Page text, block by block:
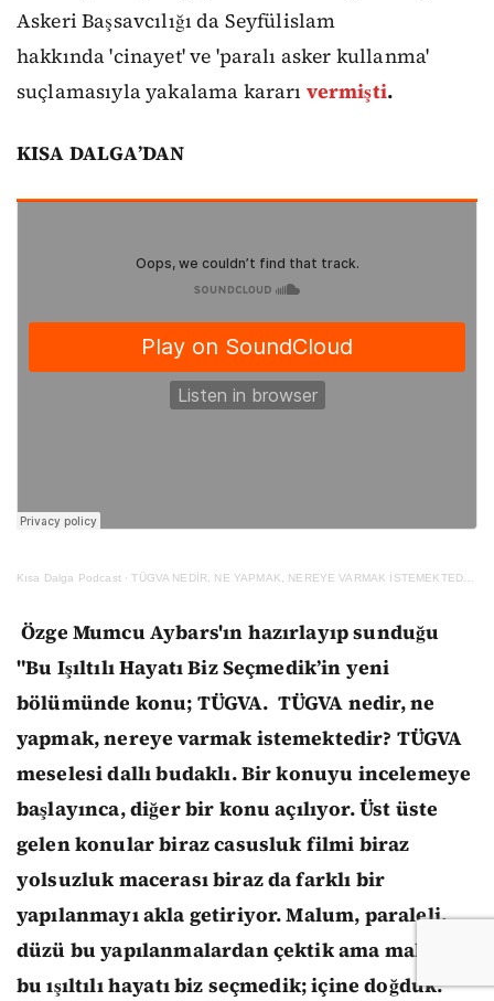
Askeri Başsavcılığı da Seyfülislam
hakkında 'cinayet' ve 'paralı asker kullanma'
suçlamasıyla yakalama kararı vermişti.
KISA DALGA’DAN
Kısa Dalga Podcast ·TÜGVA NEDİR, NE YAPMAK, NEREYE VARMAK İSTEMEKTEDİR?
Özge Mumcu Aybars'ın hazırlayıp sunduğu
"Bu Işıltılı Hayatı Biz Seçmedik’in yeni
bölümünde konu; TÜGVA. TÜGVA nedir, ne
yapmak, nereye varmak istemektedir? TÜGVA
meselesi dallı budaklı. Bir konuyu incelemeye
başlayınca, diğer bir konu açılıyor. Üst üste
gelen konular biraz casusluk filmi biraz
yolsuzluk macerası biraz da farklı bir
yapılanmayı akla getiriyor. Malum, paraleli,
düzü bu yapılanmalardan çektik ama malum
bu ışıltılı hayatı biz seçmedik; içine doğduk.